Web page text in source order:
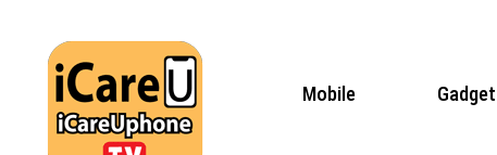
content
Mobile Gadget